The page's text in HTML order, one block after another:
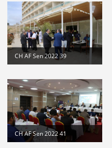
CH AF Sen 2022 39
CH AF Sen 2022 41